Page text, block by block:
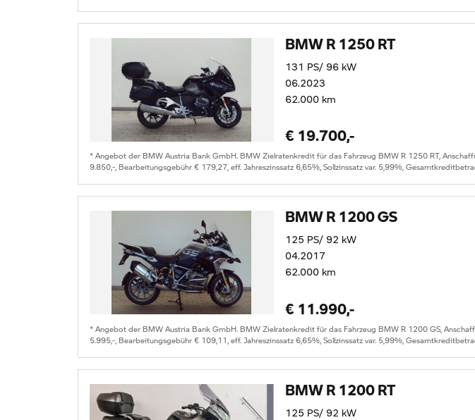
BMW R 1250 RT
131 PS/ 96 kW
06.2023
62.000 km
€ 19.700,-
* Angebot der BMW Austria Bank GmbH. BMW Zielratenkredit für das Fahrzeug BMW R 1250 RT,
9.850,-, Bearbeitungsgebühr € 179,27, eff. Jahreszinssatz 6,65%, Sollzinssatz var. 5,99%,
BMW R 1200 GS
125 PS/ 92 kW
04.2017
62.000 km
€ 11.990,-
* Angebot der BMW Austria Bank GmbH. BMW Zielratenkredit für das Fahrzeug BMW R 1200 GS,
5.995,-, Bearbeitungsgebühr € 109,11, eff. Jahreszinssatz 6,65%, Sollzinssatz var. 5,99%,
BMW R 1200 RT
125 PS/ 92 kW